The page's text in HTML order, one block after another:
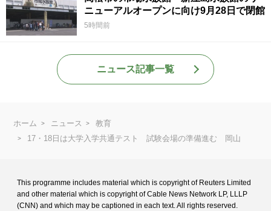
ニューアルオープンに向け9月28日で閉館
5時間前
ニュース記事一覧
ホーム ニュース
教育
17・18日は大学入学共通テスト 試験会場の準備進む 岡山
This programme includes material which is copyright of Reuters Limited
and other material which is copyright of Cable News Network LP, LLLP
(CNN) and which may be captioned in each text. All rights reserved.